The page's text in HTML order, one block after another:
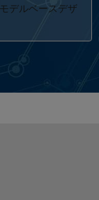
デルベースデザ